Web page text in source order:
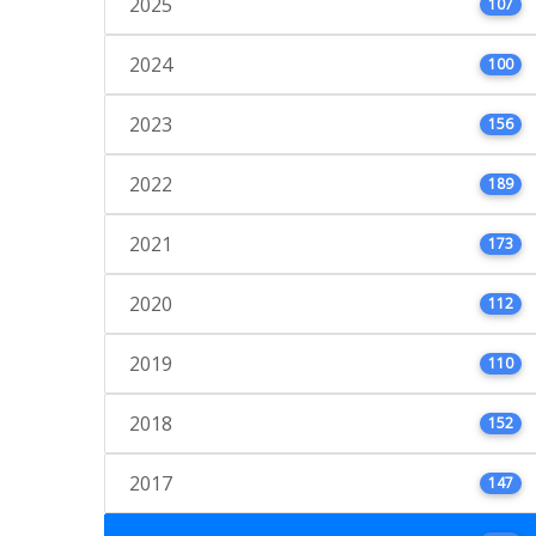
2024 100
2023 156
2022 189
2021 173
2020 112
2019 110
2018 152
2017 147